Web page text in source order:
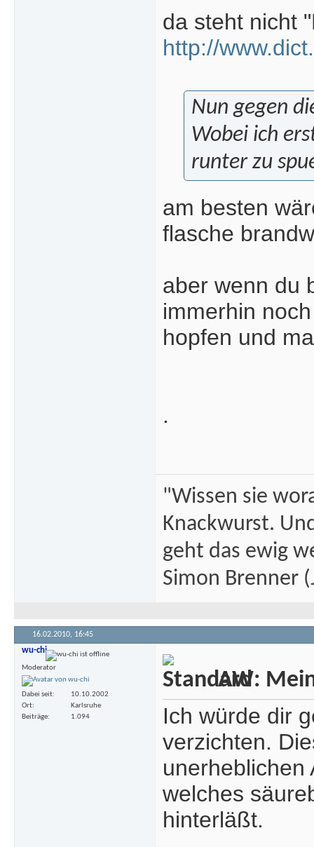
da steht nicht
http://
Nun gegen
Wobei ich
runter zu
am besten
flasche
aber wenn du
immerhin
hopfen und
.
"Wissen sie
Knackwurst.
geht das ewig
Simon Brenner
16.02.2010, 16:45
wu-chi
Moderator
Dabei seit
10.10.2002
Ort
Karlsruhe
Beiträge
1.094
AW:
Ich würde dir
verzichten.
unerheblichen
welches
hinterläßt.